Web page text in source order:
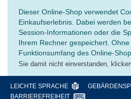
Dieser Online-Shop verwendet
Einkaufserlebnis. Dabei werden
Session-Informationen oder die
Ihrem Rechner gespeichert.
Funktionsumfang des Online-
Sie damit nicht einverstanden,
LEICHTE SPRACHE
BARRIEREFREIHEIT